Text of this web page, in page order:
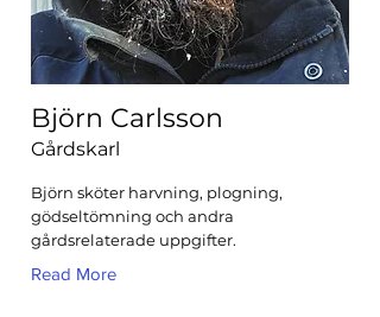
Björn Carlsson
Gårdskarl
Björn sköter harvning, plogning,
gödseltömning och andra
gårdsrelaterade uppgifter.
Read More